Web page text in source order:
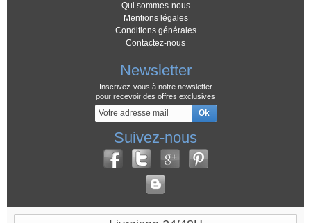
Qui sommes-nous
Mentions légales
Conditions générales
Contactez-nous
Newsletter
Inscrivez-vous à notre newsletter
pour recevoir des offres exclusives
Suivez-nous